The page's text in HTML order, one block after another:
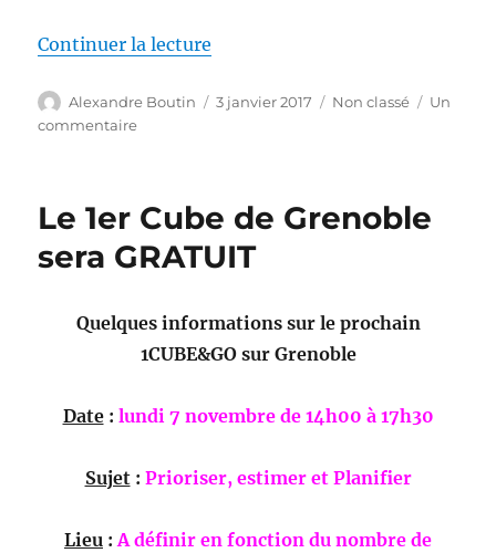
Continuer la lecture
Auteur
Alexandre Boutin
Publié
3 janvier 2017 Catégories
Non classé
Un
commentairesur
de
Le 1er Cube de Grenoble
sera GRATUIT
Quelques informations sur le prochain
1CUBE&GO sur Grenoble
Date: lundi 7 novembre de 14h00 à 17h30
Sujet: Prioriser, estimer et Planifier
Lieu :A définir en fonction du nombre de